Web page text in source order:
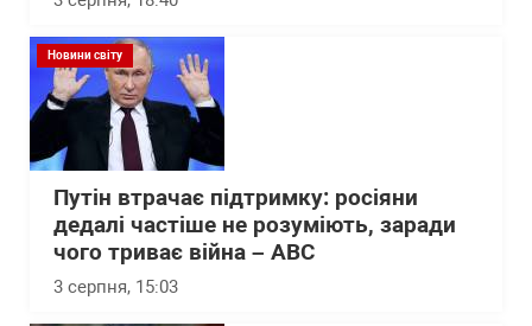
Новини світу
Путін втрачає підтримку: росіяни
дедалі частіше не розуміють, заради
чого триває війна – АВС
3 серпня, 15:03